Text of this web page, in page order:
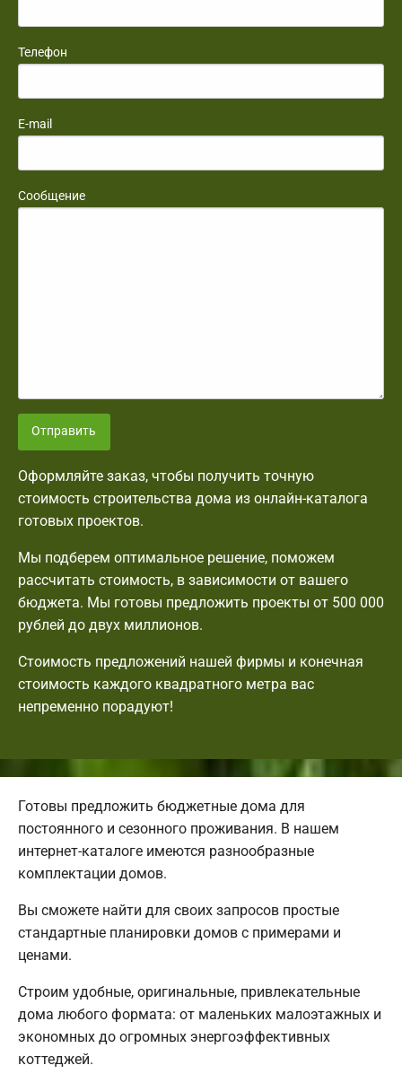
Телефон
E-mail
Сообщение
Отправить
Оформляйте заказ, чтобы получить точную
стоимость строительства дома из онлайн-каталога
готовых проектов.
Мы подберем оптимальное решение, поможем
рассчитать стоимость, в зависимости от вашего
бюджета. Мы готовы предложить проекты от 500 000
рублей до двух миллионов.
Стоимость предложений нашей фирмы и конечная
стоимость каждого квадратного метра вас
непременно порадуют!
Готовы предложить бюджетные дома для
постоянного и сезонного проживания. В нашем
интернет-каталоге имеются разнообразные
комплектации домов.
Вы сможете найти для своих запросов простые
стандартные планировки домов с примерами и
ценами.
Строим удобные, оригинальные, привлекательные
дома любого формата: от маленьких малоэтажных и
экономных до огромных энергоэффективных
коттеджей.